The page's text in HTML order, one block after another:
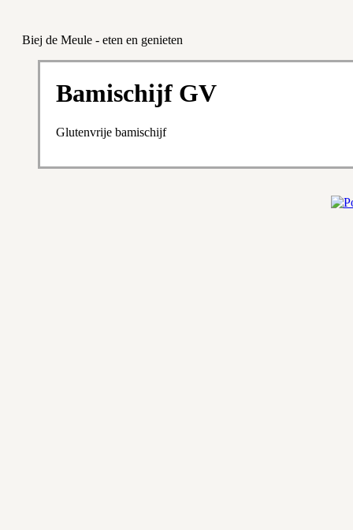
Biej de Meule - eten en genieten
Bamischijf GV
Glutenvrije bamischijf